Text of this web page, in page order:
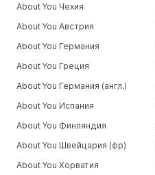
About You Чехия
About You Австрия
About You Германия
About You Греция
About You Германия (англ.)
About You Испания
About You Финляндия
About You Швейцария (фр)
About You Хорватия